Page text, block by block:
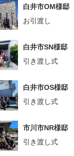
白井市OM様邸
お引渡し
白井市SN様邸
引き渡し式
白井市OS様邸
引き渡し式
市川市NR様邸
引き渡し式